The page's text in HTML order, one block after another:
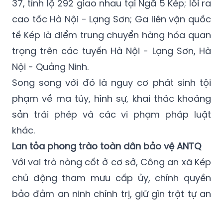
37, tỉnh lộ 292 giao nhau tại Ngã 5 Kép; lối ra
cao tốc Hà Nội - Lạng Sơn; Ga liên vận quốc
tế Kép là điểm trung chuyển hàng hóa quan
trọng trên các tuyến Hà Nội - Lạng Sơn, Hà
Nội - Quảng Ninh.
Song song với đó là nguy cơ phát sinh tội
phạm về ma túy, hình sự, khai thác khoáng
sản trái phép và các vi phạm pháp luật
khác.
Lan tỏa phong trào toàn dân bảo vệ ANTQ
Với vai trò nòng cốt ở cơ sở, Công an xã Kép
chủ động tham mưu cấp ủy, chính quyền
bảo đảm an ninh chính trị, giữ gìn trật tự an